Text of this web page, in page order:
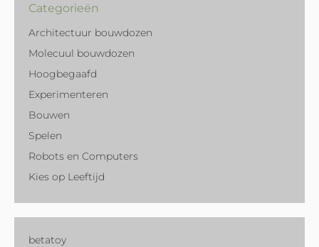
Categorieën
Architectuur bouwdozen
Molecuul bouwdozen
Hoogbegaafd
Experimenteren
Bouwen
Spelen
Robots en Computers
Kies op Leeftijd
betatoy